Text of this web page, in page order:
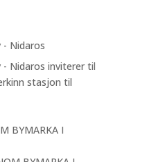
- Nidaros
- Nidaros inviterer til
stasjon til
BYMARKA I